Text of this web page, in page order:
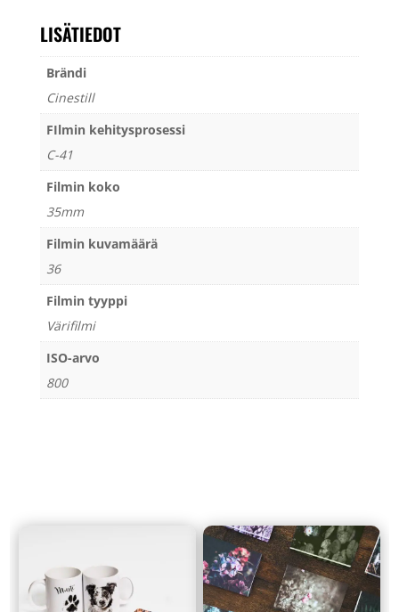
LISÄTIEDOT
Brändi
Cinestill
FIlmin kehitysprosessi
C-41
Filmin koko
35mm
Filmin kuvamäärä
36
Filmin tyyppi
Värifilmi
ISO-arvo
800